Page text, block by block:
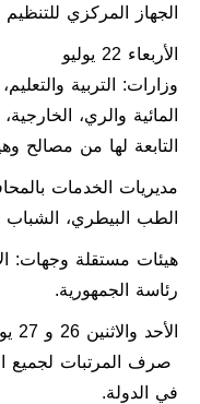
الجهاز المركزي للتنظيم
الأربعاء 22 يوليو
وزارات: التربية
المائية والري،
التابعة لها من مصالح
مديريات الخدمات
الطب البيطري، الشباب
هيئات مستقلة وجهات:
رئاسة الجمهورية.
الأحد والاثنين 26 و 27 يوليو
صرف المرتبات لجميع
في الدولة.